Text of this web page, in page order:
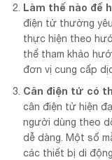
Làm thế nào để
điện tử thường
thực hiện theo
thể tham khảo
đơn vị cung cấp
Cân điện tử có
cân điện tử hiện
người dùng theo
dễ dàng. Một số
các thiết bị di động.